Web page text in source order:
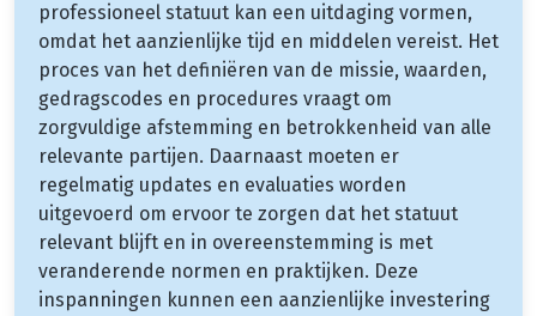
professioneel statuut kan een uitdaging vormen,
omdat het aanzienlijke tijd en middelen vereist. Het
proces van het definiëren van de missie, waarden,
gedragscodes en procedures vraagt om
zorgvuldige afstemming en betrokkenheid van alle
relevante partijen. Daarnaast moeten er
regelmatig updates en evaluaties worden
uitgevoerd om ervoor te zorgen dat het statuut
relevant blijft en in overeenstemming is met
veranderende normen en praktijken. Deze
inspanningen kunnen een aanzienlijke investering